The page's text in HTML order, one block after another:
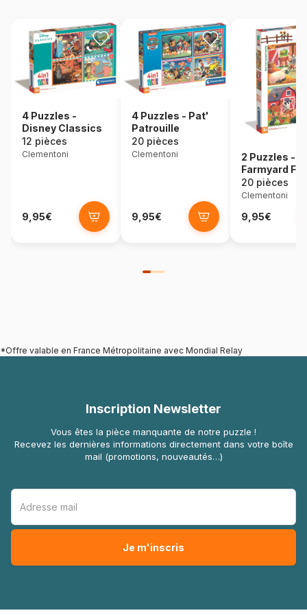
4 Puzzles -
Disney Classics
12 pièces
Clementoni
9,95€
4 Puzzles - Pat'
Patrouille
20 pièces
Clementoni
9,95€
2 Puzzles -
Farmyard
20 pièces
Clementoni
9,95€
*Offre valable en France Métropolitaine avec Mondial Relay
Inscription Newsletter
Vous êtes la pièce manquante de notre puzzle !
Recevez les dernières informations directement dans votre boîte
mail (promotions, nouveautés…)